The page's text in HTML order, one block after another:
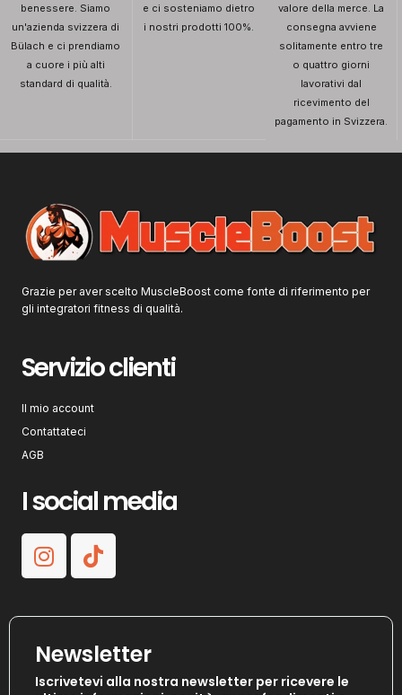
benessere. Siamo
un'azienda svizzera di
Bülach e ci prendiamo
a cuore i più alti
standard di qualità.
e ci sosteniamo dietro
i nostri prodotti 100%.
valore della merce. La
consegna avviene
solitamente entro tre
o quattro giorni
lavorativi dal
ricevimento del
pagamento in Svizzera.
Grazie per aver scelto MuscleBoost come fonte di riferimento per
gli integratori fitness di qualità.
Servizio clienti
Il mio account
Contattateci
AGB
I social media
Newsletter
Iscrivetevi alla nostra newsletter per ricevere le